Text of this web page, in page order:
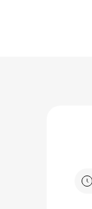
ABERTO HOJE